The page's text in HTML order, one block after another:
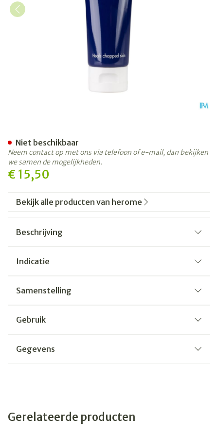
€ 15,50
Niet beschikbaar
Neem contact op met ons via telefoon of e-mail, dan bekijken
we samen de mogelijkheden.
Bekijk alle producten van herome
Beschrijving
Indicatie
Samenstelling
Gebruik
Gegevens
Gerelateerde producten